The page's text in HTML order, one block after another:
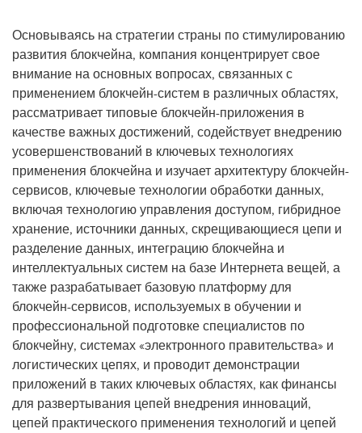
Основываясь на стратегии страны по стимулированию
развития блокчейна, компания концентрирует свое
внимание на основных вопросах, связанных с
применением блокчейн-систем в различных областях,
рассматривает типовые блокчейн-приложения в
качестве важных достижений, содействует внедрению
усовершенствований в ключевых технологиях
применения блокчейна и изучает архитектуру блокчейн-
сервисов, ключевые технологии обработки данных,
включая технологию управления доступом, гибридное
хранение, источники данных, скрещивающиеся цепи и
разделение данных, интеграцию блокчейна и
интеллектуальных систем на базе Интернета вещей, а
также разрабатывает базовую платформу для
блокчейн-сервисов, используемых в обучении и
профессиональной подготовке специалистов по
блокчейну, системах «электронного правительства» и
логистических цепях, и проводит демонстрации
приложений в таких ключевых областях, как финансы
для развертывания цепей внедрения инноваций,
цепей практического применения технологий и цепей